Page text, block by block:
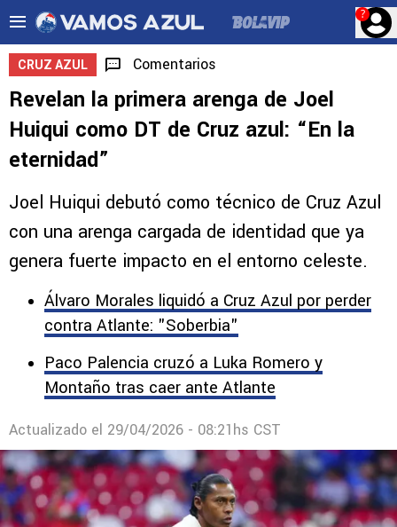
?
CRUZ AZUL Comentarios
Revelan la primera arenga de Joel
Huiqui como DT de Cruz azul: “En la
eternidad”
Joel Huiqui debutó como técnico de Cruz Azul
con una arenga cargada de identidad que ya
genera fuerte impacto en el entorno celeste.
Álvaro Morales liquidó a Cruz Azul por perder
contra Atlante: "Soberbia"
Paco Palencia cruzó a Luka Romero y
Montaño tras caer ante Atlante
Actualizado el 29/04/2026 - 08:21hs CST